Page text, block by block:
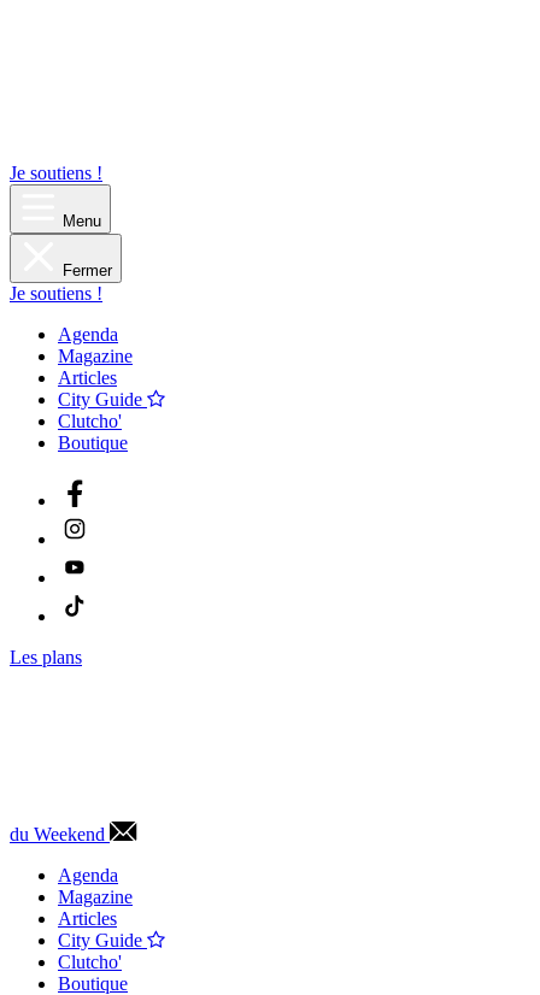
Je soutiens !
Menu
Fermer
Je soutiens !
Agenda
Magazine
Articles
City Guide
Clutcho'
Boutique
Les plans
du Weekend
Agenda
Magazine
Articles
City Guide
Clutcho'
Boutique